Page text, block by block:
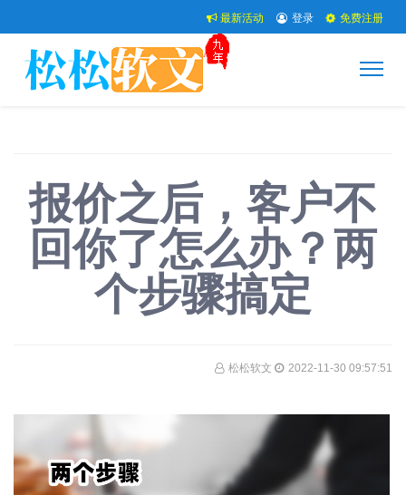
最新活动 登录 免费注册
报价之后，客户不
回你了怎么办？两
个步骤搞定
松松软文 2022-11-30 09:57:51